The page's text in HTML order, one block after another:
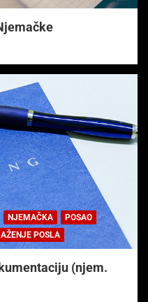
NJEMAČKA
POSAO
POSLA
(njem.